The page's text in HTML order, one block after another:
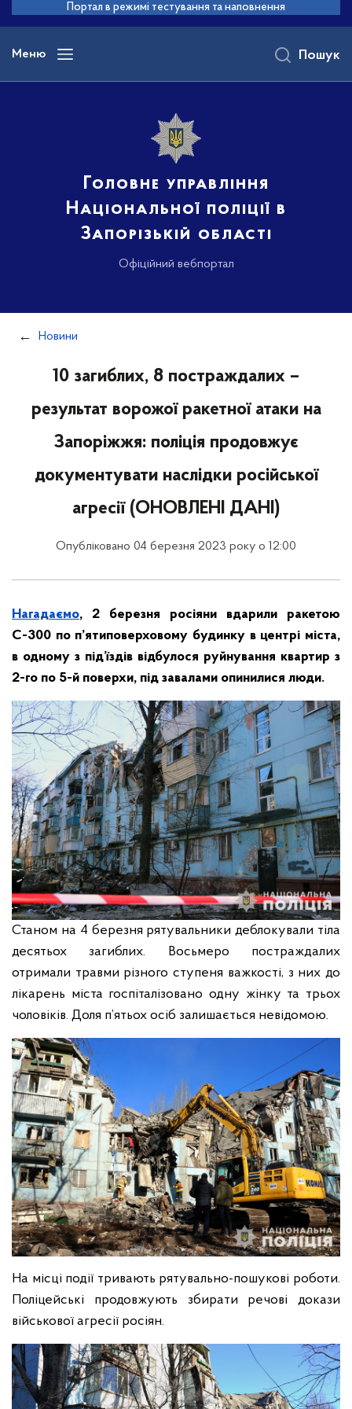
основного
вмісту
Портал в режимі тестування та наповнення
Меню
Головне управління
Національної поліції в
Запорізькій області
Офіційний вебпортал
Пошук
Новини
10 загиблих, 8 постраждалих –
результат ворожої ракетної атаки на
Запоріжжя: поліція продовжує
документувати наслідки російської
агресії (ОНОВЛЕНІ ДАНІ)
Опубліковано 04 березня 2023 року о 12:00
Нагадаємо, 2 березня росіяни вдарили ракетою
С-300 по п’ятиповерховому будинку в центрі міста,
в одному з під’їздів відбулося руйнування квартир з
2-го по 5-й поверхи, під завалами опинилися люди.
Станом на 4 березня рятувальники деблокували тіла
десятьох загиблих. Восьмеро постраждалих
отримали травми різного ступеня важкості, з них до
лікарень міста госпіталізовано одну жінку та трьох
чоловіків. Доля п’ятьох осіб залишається невідомою.
На місці події тривають рятувально-пошукові роботи.
Поліцейські продовжують збирати речові докази
військової агресії росіян.